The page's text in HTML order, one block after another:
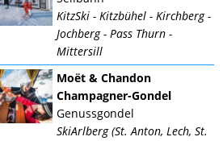
KitzSki - Kitzbühel - Kirchberg -
Jochberg - Pass Thurn -
Mittersill
Moët & Chandon
Champagner-Gondel
Genussgondel
SkiArlberg (St. Anton, Lech, St.